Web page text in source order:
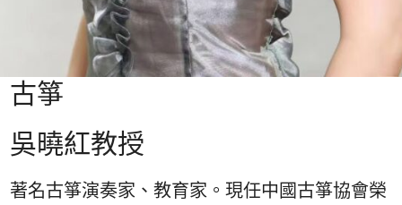
古箏
吳曉紅教授
著名古箏演奏家、教育家。現任中國古箏協會榮